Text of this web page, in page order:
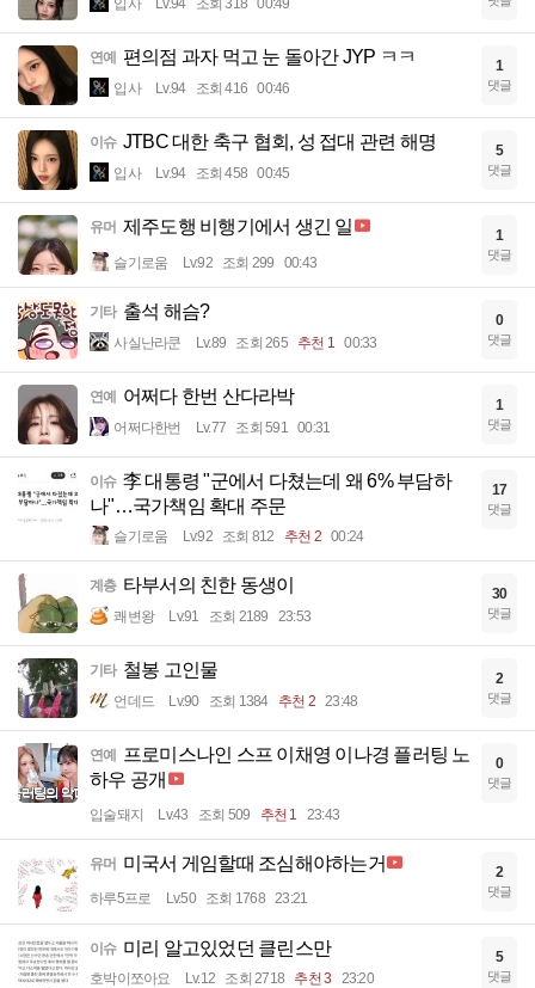
연예 편의점 과자 먹고 눈 돌아간 JYP ㅋㅋ
입사 Lv.94 조회 416 00:46
1
댓글
이슈 JTBC 대한 축구 협회, 성 접대 관련 해명
입사 Lv.94 조회 458 00:45
5
댓글
유머 제주도행 비행기에서 생긴 일
슬기로움 Lv.92 조회 299 00:43
1
댓글
기타 출석 해슴?
사실난라쿤 Lv.89 조회 265 추천 1 00:33
0
댓글
연예 어쩌다 한번 산다라박
어쩌다한번 Lv.77 조회 591 00:31
1
댓글
이슈 李 대통령 "군에서 다쳤는데 왜 6% 부담하
나"…국가책임 확대 주문
슬기로움 Lv.92 조회 812 추천 2 00:24
17
댓글
계층 타부서의 친한 동생이
쾌변왕 Lv.91 조회 2189 23:53
30
댓글
기타 철봉 고인물
언데드 Lv.90 조회 1384 추천 2 23:48
2
댓글
연예 프로미스나인 스프 이채영 이나경 플러팅 노
하우 공개
입술돼지 Lv.43 조회 509 추천 1 23:43
0
댓글
유머 미국서 게임할때 조심해야하는거
하루5프로 Lv.50 조회 1768 23:21
2
댓글
이슈 미리 알고있었던 클린스만
호박이쪼아요 Lv.12 조회 2718 추천 3 23:20
5
댓글